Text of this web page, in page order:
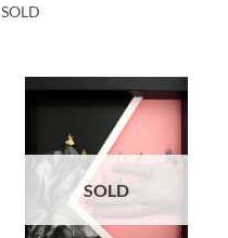
SOLD
SOLD